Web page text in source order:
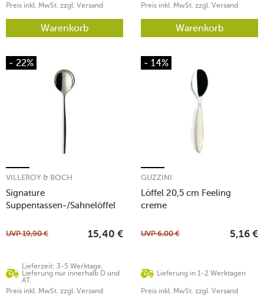
Preis inkl. MwSt. zzgl. Versand
Warenkorb
Preis inkl. MwSt. zzgl. Versand
Warenkorb
- 22%
Signature
Suppentassen-/Sahnelöffel
VILLEROY & BOCH
Lieferzeit: 3-5 Werktage.
Lieferung nur innerhalb D und
AT.
UVP19,90 € 15,40 €
Preis inkl. MwSt. zzgl. Versand
- 14%
Löffel 20,5 cm Feeling
creme
GUZZINI
Lieferung in 1-2 Werktagen
UVP6,00 € 5,16 €
Preis inkl. MwSt. zzgl. Versand